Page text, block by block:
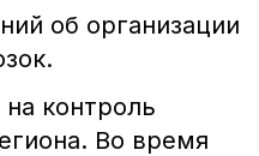
об организации
контроль
Во время